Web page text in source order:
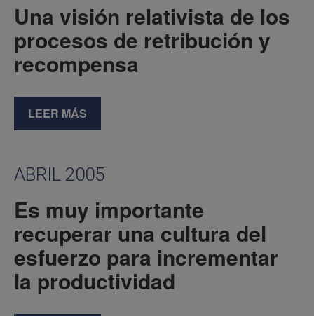
Una visión relativista de los
procesos de retribución y
recompensa
LEER MÁS
ABRIL 2005
Es muy importante
recuperar una cultura del
esfuerzo para incrementar
la productividad